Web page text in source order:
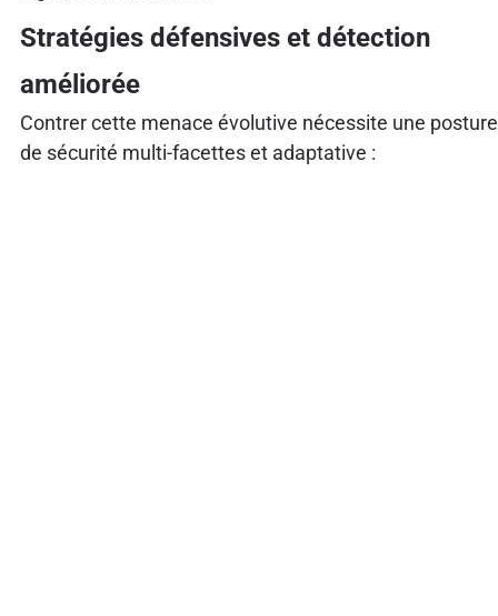
Stratégies défensives et détection
améliorée
Contrer cette menace évolutive nécessite une posture
de sécurité multi-facettes et adaptative :